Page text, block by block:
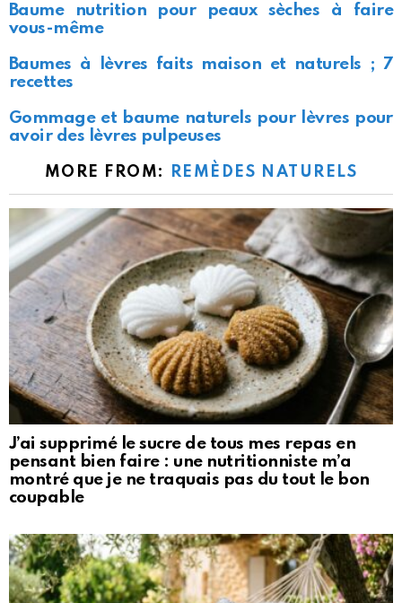
Baume nutrition pour peaux sèches à faire
vous-même
Baumes à lèvres faits maison et naturels ; 7
recettes
Gommage et baume naturels pour lèvres pour
avoir des lèvres pulpeuses
MORE FROM: REMÈDES NATURELS
J’ai supprimé le sucre de tous mes repas en
pensant bien faire : une nutritionniste m’a
montré que je ne traquais pas du tout le bon
coupable